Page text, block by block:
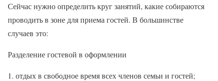
Сейчас нужно определить круг занятий, какие собираются
проводить в зоне для приема гостей. В большинстве
случаев это:
Разделение гостевой в оформлении
отдых в свободное время всех членов семьи и гостей;